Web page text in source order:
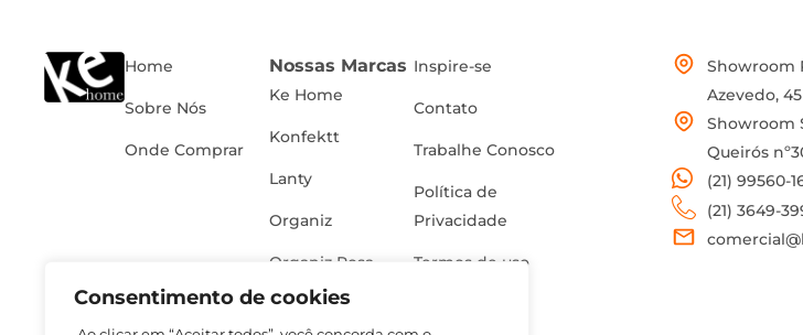
Consentimento de cookies
Home
Sobre Nós
Onde Comprar
Nossas Marcas
Ke Home
Konfektt
Lanty
Organiz
Organiz Rosa
Inspire-se
Contato
Trabalhe Conosco
Política de
Privacidade
Termos de uso
Showroom
Azevedo,
Showroom
Queirós
(21) 99560-
(21) 3649-